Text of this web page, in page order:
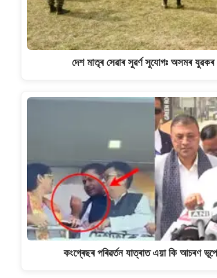
দেশ মাতৃৰ সেৱাৰ সুৱৰ্ণ সুযোগঃ অসমৰ যুৱকৰ
কংগ্ৰেছৰ পৰিৱৰ্তন যাত্ৰাত এয়া কি আচৰণ